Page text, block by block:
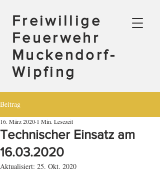
Freiwillige
Feuerwehr
Muckendorf-
Wipfing
Beitrag
Technischer Einsatz am
16.03.2020
16. März 2020 1 Min. Lesezeit
Aktualisiert: 25. Okt. 2020